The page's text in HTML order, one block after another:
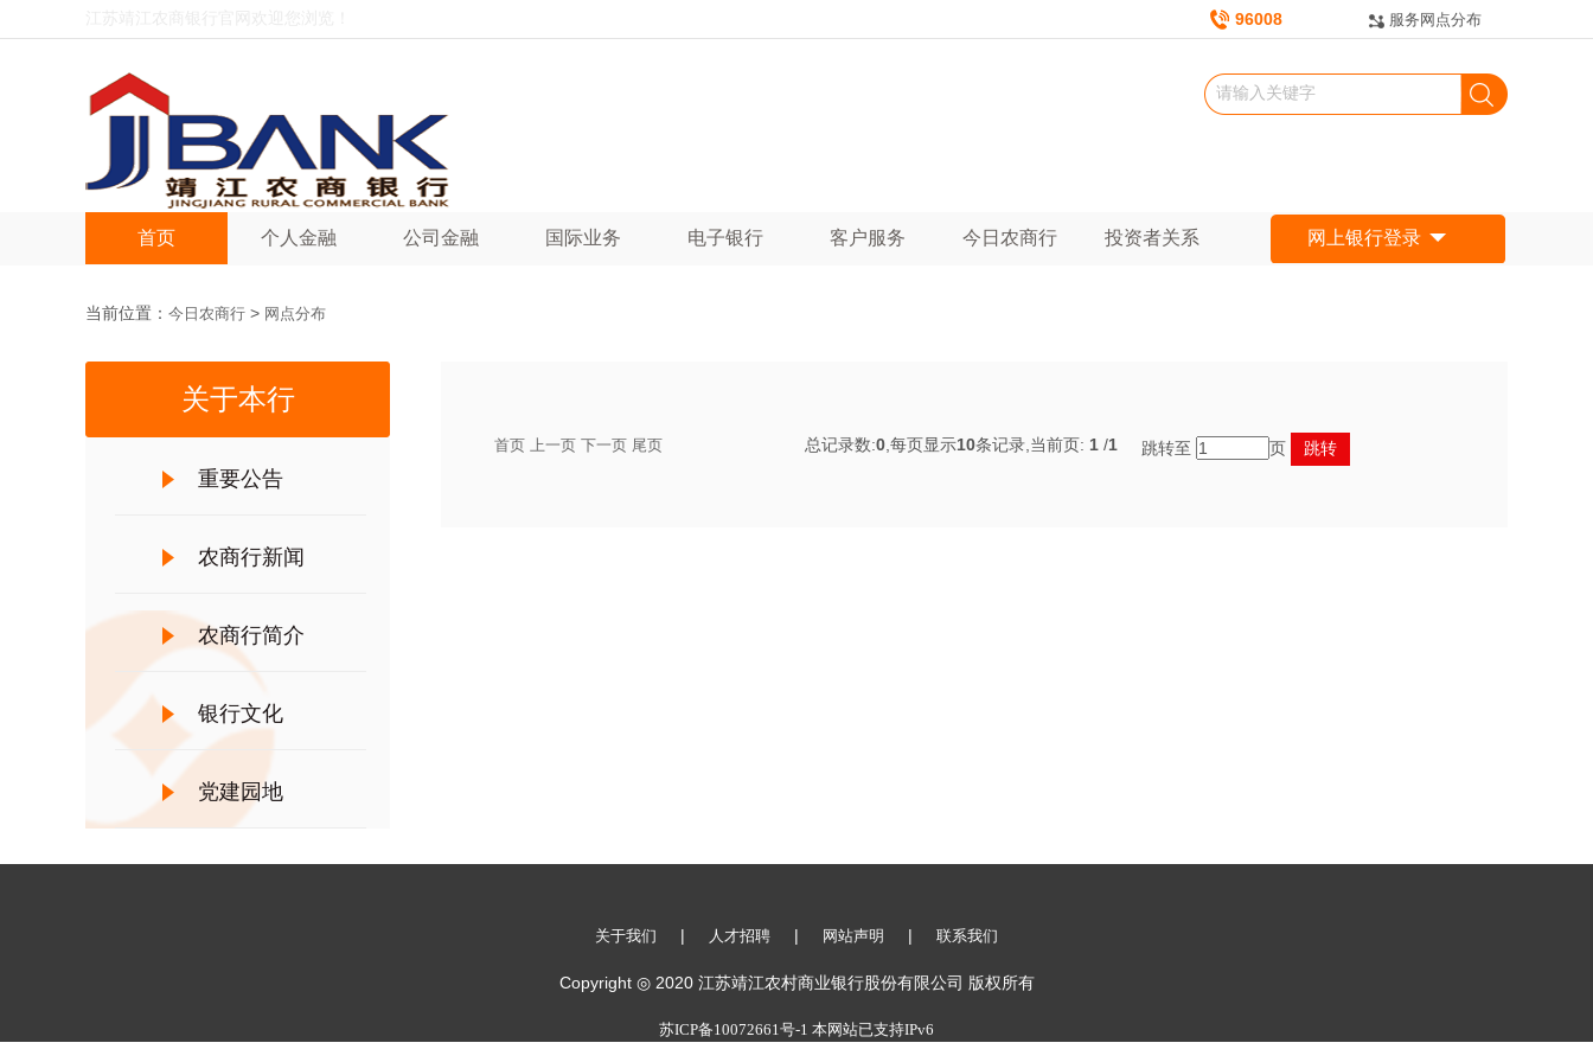
96008 服务网点分布
首页 个人金融 公司金融 国际业务 电子银行 客户服务 今日农商行 投资者关系 网上银行登录
当前位置： 今日农商行 > 网点分布
关于本行
重要公告
农商行新闻
农商行简介
银行文化
党建园地
首页 上一页 下一页 尾页 总记录数:0 ,每页显示10条记录,当前页: 1 /1 跳转至 页
关于我们 | 人才招聘 | 网站声明 | 联系我们
Copyright ◎ 2020 江苏靖江农村商业银行股份有限公司 版权所有
苏ICP备10072661号-1 本网站已支持IPv6